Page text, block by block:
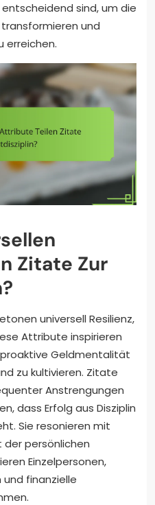
sind, um die
und
erreichen.
Zitate Zur
universell Resilienz,
Attribute inspirieren
proaktive Geldmentalität
zu kultivieren. Zitate
Anstrengungen
dass Erfolg aus Disziplin
Sie resonieren mit
persönlichen
Einzelpersonen,
und finanzielle